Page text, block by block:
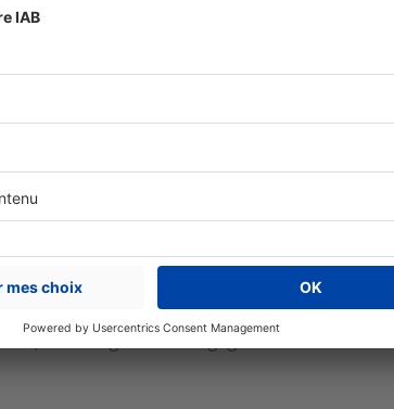
années.
calcul lorsque l’on investit via un
votre bien neuf via le
fiscaux devront rentrer dans le calcul du
en location. C’est ce que l’on va appeler la
plus précis et vous devrez donc ajouter dans
fiscaux conférés par le dispositifque vous
du zonage et de l’engagement de location